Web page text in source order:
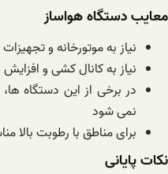
معایب دستگاه هواساز
نیاز به موتورخانه و تجهیزات
نیاز به کانال کشی و
در برخی از این دستگاه
نمی شود
برای مناطق با رطوبت بالا
نکات پایانی